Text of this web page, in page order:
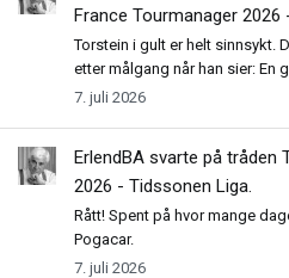
France Tourmanager 2026
Torstein i gult er helt sinnsykt.
etter målgang når han sier: En
7. juli 2026
ErlendBA svarte på tråden
2026 - Tidssonen Liga.
Rått! Spent på hvor mange
Pogacar.
7. juli 2026